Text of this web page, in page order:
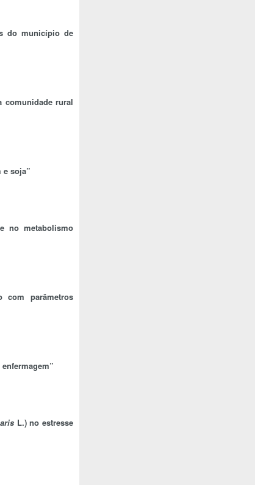
do município de
comunidade rural
soja”
no metabolismo
com parâmetros
L.) no estresse